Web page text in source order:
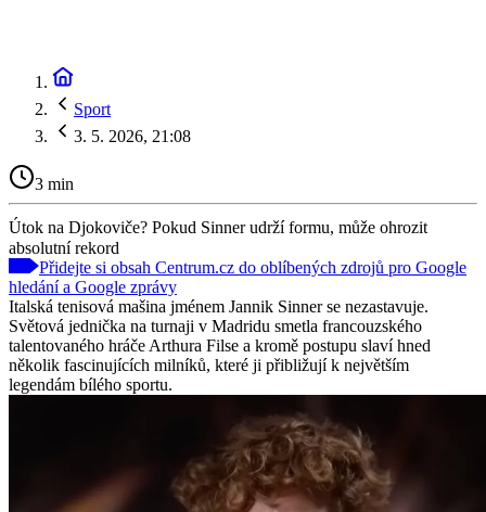
Sport
3. 5. 2026, 21:08
3 min
Útok na Djokoviče? Pokud Sinner udrží formu, může ohrozit
absolutní rekord
Přidejte si obsah Centrum.cz do oblíbených zdrojů pro Google
hledání a Google zprávy
Italská tenisová mašina jménem Jannik Sinner se nezastavuje.
Světová jednička na turnaji v Madridu smetla francouzského
talentovaného hráče Arthura Filse a kromě postupu slaví hned
několik fascinujících milníků, které ji přibližují k největším
legendám bílého sportu.